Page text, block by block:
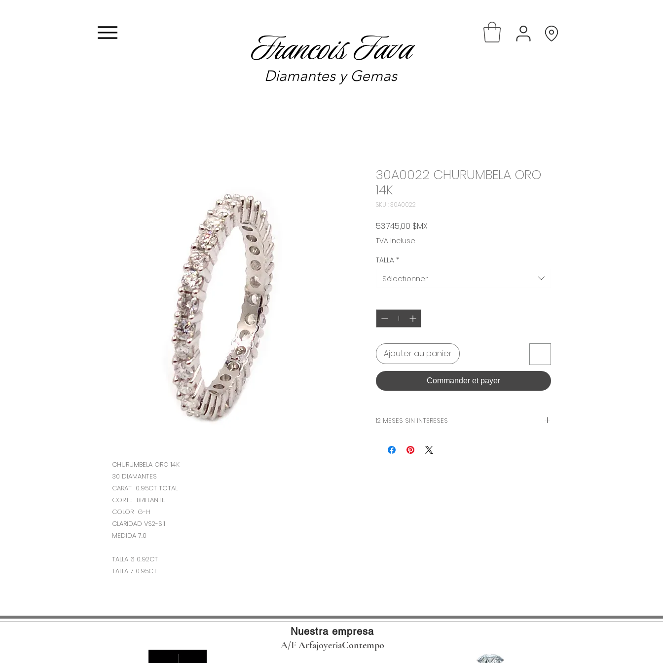
Diamantes y Gemas
Francois Fava
CHURUMBELA ORO 14K
30 DIAMANTES
CARAT 0.95CT TOTAL
CORTE BRILLANTE
COLOR G-H
CLARIDAD VS2-SI1
MEDIDA 7.0
TALLA 6 0.92CT
TALLA 7 0.95CT
30A0022 CHURUMBELA ORO
14K
SKU : 30A0022
53 745,00 $MXPrix
TVA Incluse
TALLA *
Sélectionner
Ajouter au panier
Commander et payer
12 MESES SIN INTERESES
VALIDO CON TARJETAS DE CREDITO PARTICIPANTES
Nuestra empresa
A/F ArfajoyeriaContempo